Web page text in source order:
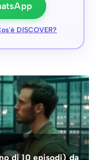
DISCOVER?